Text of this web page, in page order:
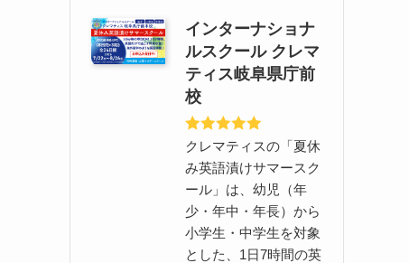
インターナショナ
ルスクール クレマ
ティス岐阜県庁前
校
クレマティスの「夏休
み英語漬けサマースク
ール」は、幼児（年
少・年中・年長）から
小学生・中学生を対象
とした、1日7時間の英